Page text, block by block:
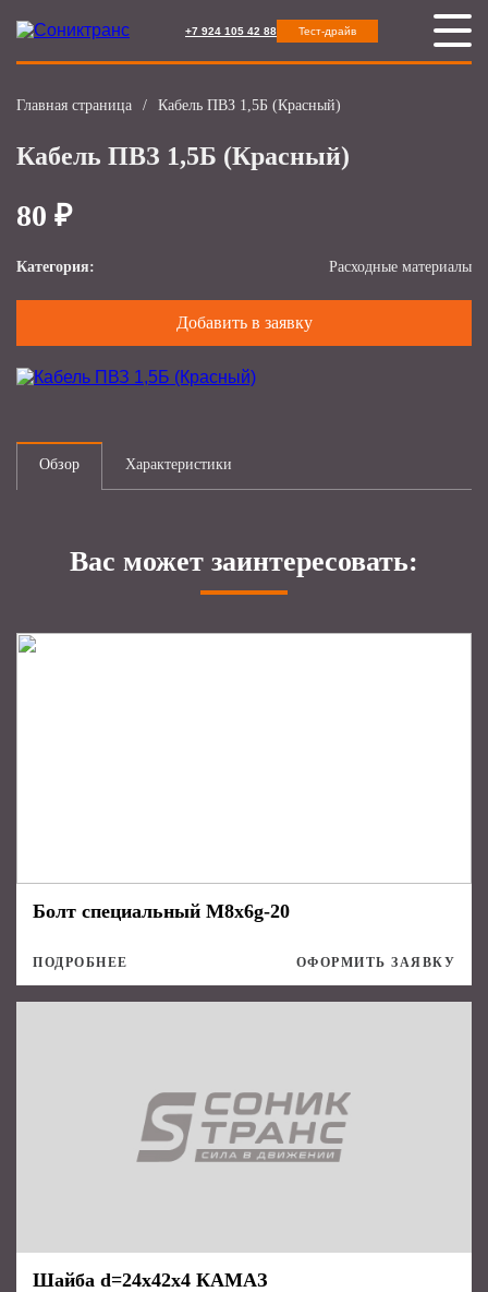
+7 924 105 42 88 Тест-драйв
Главная страница / Кабель ПВЗ 1,5Б (Красный)
Кабель ПВЗ 1,5Б (Красный)
80 ₽
Категория: Расходные материалы
Добавить в заявку
Обзор Характеристики
Вас может заинтересовать:
Болт специальный М8х6g-20
ПОДРОБНЕЕ ОФОРМИТЬ ЗАЯВКУ
Шайба d=24х42х4 КАМАЗ